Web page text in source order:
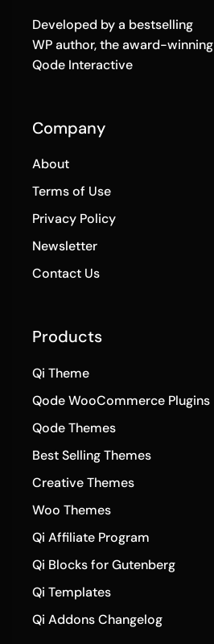
Developed by a bestselling
WP author, the award-winning
Qode Interactive
Company
About
Terms of Use
Privacy Policy
Newsletter
Contact Us
Products
Qi Theme
Qode WooCommerce Plugins
Qode Themes
Best Selling Themes
Creative Themes
Woo Themes
Qi Affiliate Program
Qi Blocks for Gutenberg
Qi Templates
Qi Addons Changelog